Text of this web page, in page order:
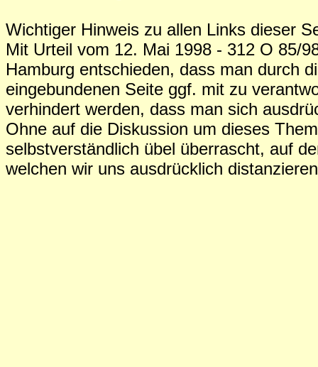
Wichtiger Hinweis zu allen Links dieser
Mit Urteil vom 12. Mai 1998 - 312 O 85/
Hamburg entschieden, dass man durch
eingebundenen Seite ggf. mit zu
verhindert werden, dass man sich
Ohne auf die Diskussion um dieses
selbstverständlich übel überrascht, auf
welchen wir uns ausdrücklich